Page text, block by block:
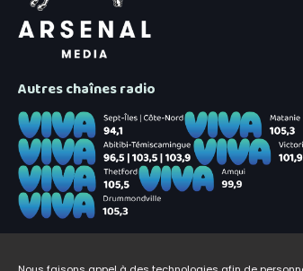
Autres chaînes radio